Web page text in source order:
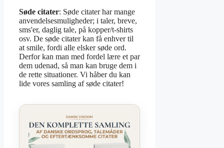
Søde citater: Søde citater har mange
anvendelsesmuligheder; i taler, breve,
sms'er, daglig tale, på kopper/t-shirts
osv. De søde citater kan få enhver til
at smile, fordi alle elsker søde ord.
Derfor kan man med fordel lære et par
dem udenad, så man kan bruge dem i
de rette situationer. Vi håber du kan
lide vores samling af søde citater!